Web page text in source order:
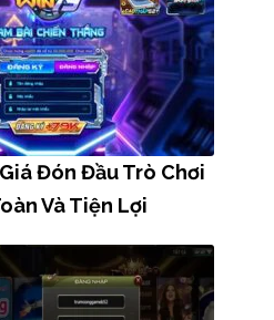
Đón Đầu Trò Chơi
Và Tiện Lợi